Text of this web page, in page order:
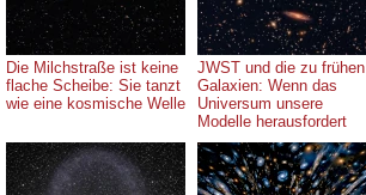
Die Milchstraße ist keine
flache Scheibe: Sie tanzt
wie eine kosmische Welle
JWST und die zu frühen
Galaxien: Wenn das
Universum unsere
Modelle herausfordert